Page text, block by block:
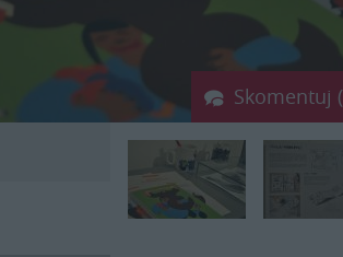
Skomentuj